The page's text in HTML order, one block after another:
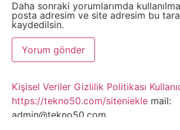
Ürün
Tanıtımı
Web
Daha sonraki yorumlarımda
posta adresim ve site adresim bu
kaydedilsin.
Kişisel Veriler Gizlilik Politikası
https://tekno50.com/siteniekle mail:
admin@tekno50.com